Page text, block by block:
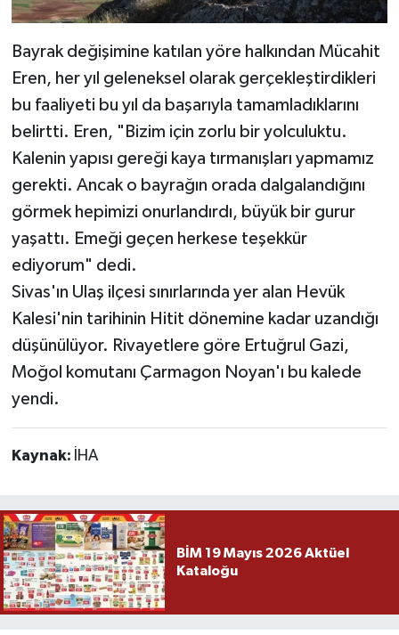
Bayrak değişimine katılan yöre halkından Mücahit
Eren, her yıl geleneksel olarak gerçekleştirdikleri
bu faaliyeti bu yıl da başarıyla tamamladıklarını
belirtti. Eren, "Bizim için zorlu bir yolculuktu.
Kalenin yapısı gereği kaya tırmanışları yapmamız
gerekti. Ancak o bayrağın orada dalgalandığını
görmek hepimizi onurlandırdı, büyük bir gurur
yaşattı. Emeği geçen herkese teşekkür
ediyorum" dedi.
Sivas'ın Ulaş ilçesi sınırlarında yer alan Hevük
Kalesi'nin tarihinin Hitit dönemine kadar uzandığı
düşünülüyor. Rivayetlere göre Ertuğrul Gazi,
Moğol komutanı Çarmagon Noyan'ı bu kalede
yendi.
Kaynak: İHA
BİM 19 Mayıs 2026 Aktüel
Kataloğu